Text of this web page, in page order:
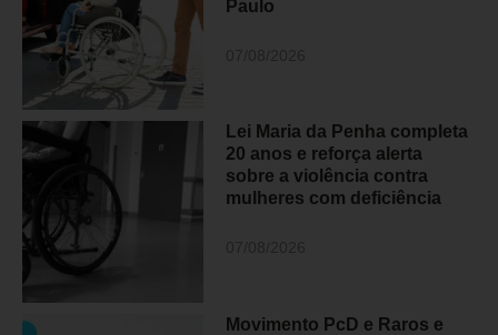
Paulo
Lei Maria da Penha completa
20 anos e reforça alerta
sobre a violência contra
mulheres com deficiência
Movimento PcD e Raros e